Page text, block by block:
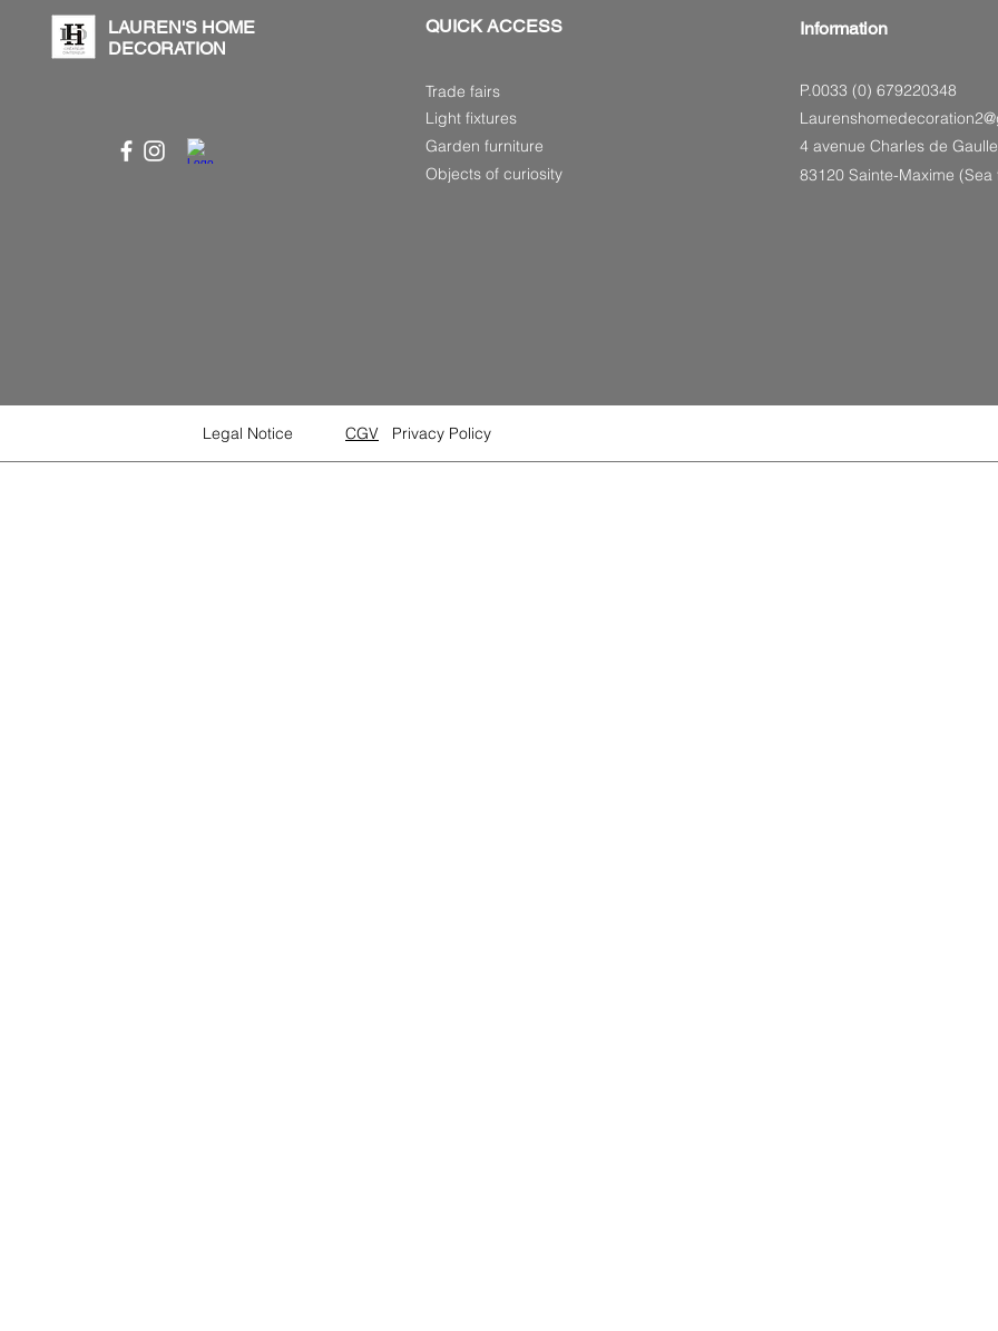
LAUREN'S HOME
DECORATION
QUICK ACCESS
Trade fairs
Light fixtures
Garden furniture
Objects of curiosity
Information
P.0033 (0) 679220348
4 avenue Charles de
83120 Sainte-Maxime (Sea
Legal Notice CGV Privacy Policy